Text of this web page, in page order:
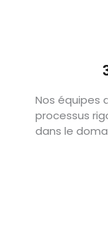
Nos équipes
processus
dans le